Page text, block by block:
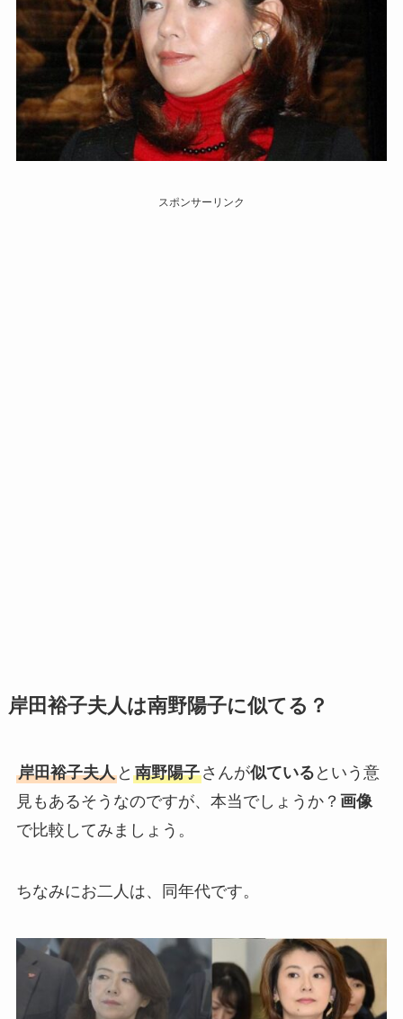
スポンサーリンク
岸田裕子夫人は南野陽子に似てる？
岸田裕子夫人と 南野陽子さんが似ている という意
見もあるそうなのですが、本当でしょうか？ 画像
で比較してみましょう。
ちなみにお二人は、同年代です。